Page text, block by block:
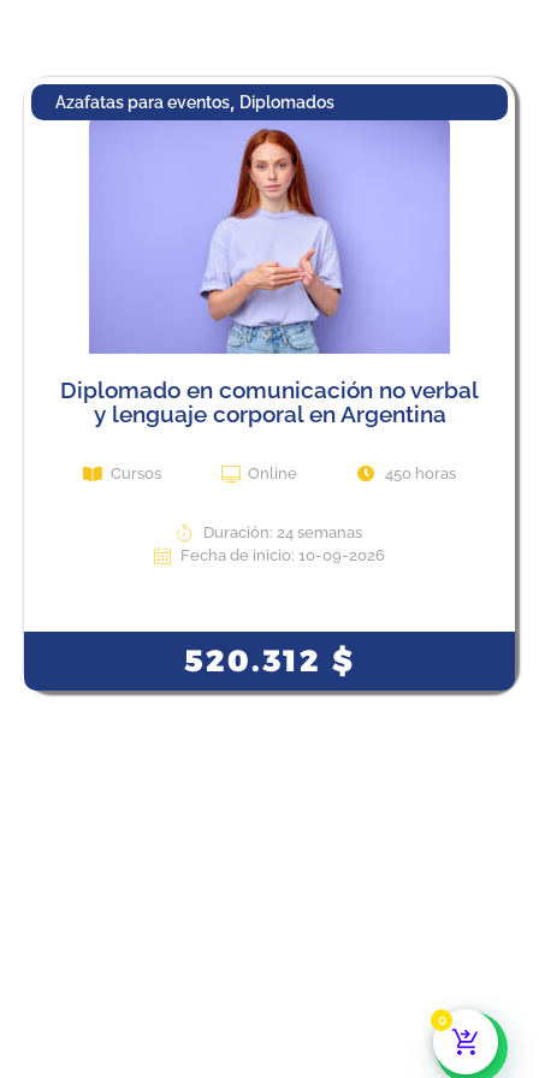
Azafatas para eventos, Diplomados
Diplomado en comunicación no verbal
y lenguaje corporal en Argentina
Cursos Online 450 horas
Duración: 24 semanas
Fecha de inicio: 10-09-2026
520.312$
0